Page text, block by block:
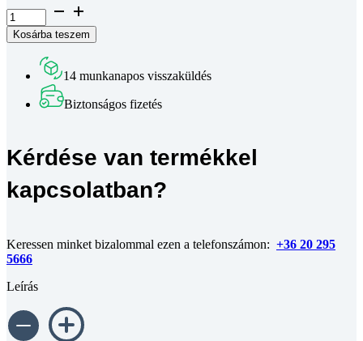
B8
sarokrögzítő
30
mm,
Kosárba teszem
14 munkanapos visszaküldés
Biztonságos fizetés
Kérdése van termékkel
kapcsolatban?
Keressen minket bizalommal ezen a telefonszámon: +36 20 295
5666
Leírás